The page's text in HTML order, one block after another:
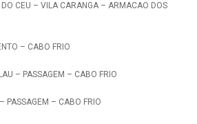
CEU – VILA CARANGA – ARMACAO DOS
– CABO FRIO
– PASSAGEM – CABO FRIO
PASSAGEM – CABO FRIO